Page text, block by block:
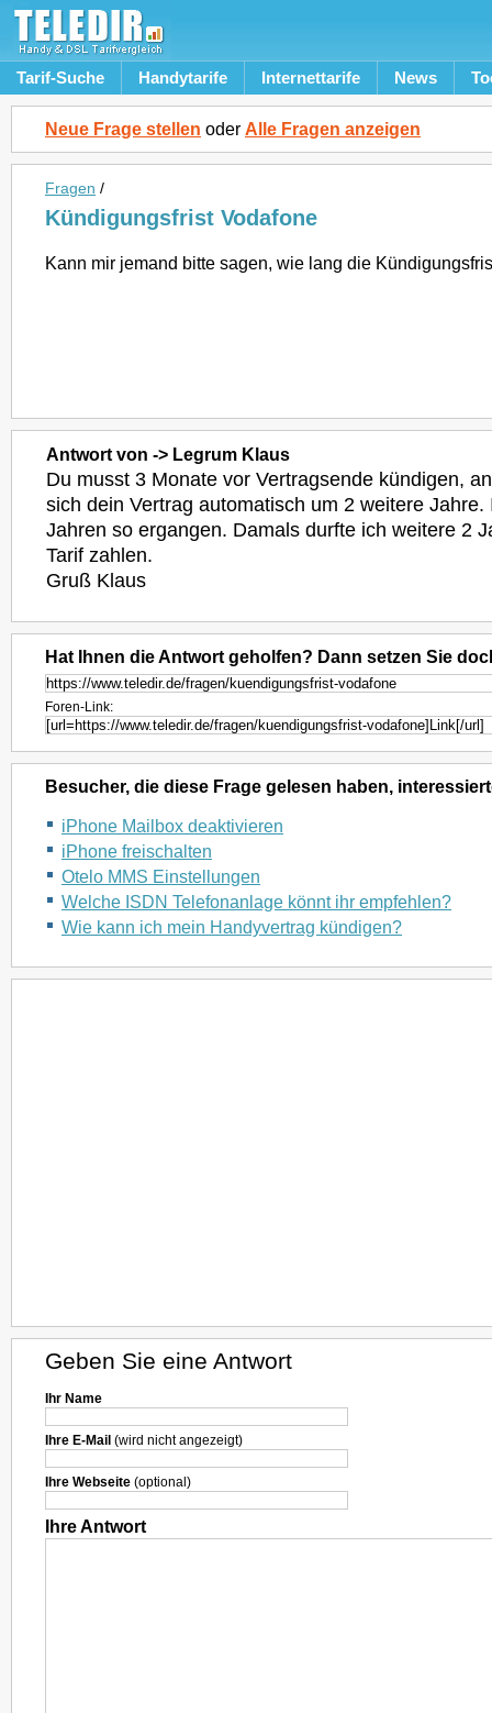
Tarif-Suche Handytarife Internettarife News
Neue Frage stellen oder Alle Fragen anzeigen
Fragen /
Kündigungsfrist Vodafone
Kann mir jemand bitte sagen, wie lang die
Antwort von -> Legrum Klaus
Du musst 3 Monate vor Vertragsende kündigen,
sich dein Vertrag automatisch um 2 weitere Jahre.
Jahren so ergangen. Damals durfte ich weitere 2
Tarif zahlen.
Gruß Klaus
Hat Ihnen die Antwort geholfen? Dann setzen Sie
Foren-Link:
Besucher, die diese Frage gelesen haben,
iPhone Mailbox deaktivieren
iPhone freischalten
Otelo MMS Einstellungen
Welche ISDN Telefonanlage könnt ihr empfehlen?
Wie kann ich mein Handyvertrag kündigen?
Geben Sie eine Antwort
Ihr Name
Ihre E-Mail (wird nicht angezeigt)
Ihre Webseite (optional)
Ihre Antwort